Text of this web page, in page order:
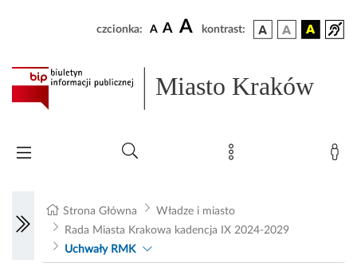
czcionka: A A A kontrast:
Miasto Kraków
Strona Główna
Władze i miasto
Rada Miasta Krakowa kadencja IX 2024-2029
Uchwały RMK